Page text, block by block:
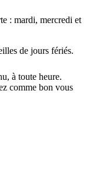
: mardi, mercredi et
de jours fériés.
à toute heure.
comme bon vous